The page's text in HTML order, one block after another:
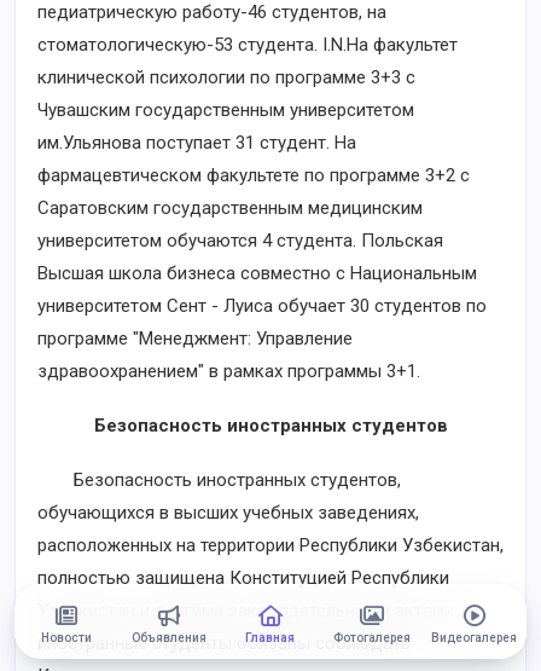
педиатрическую работу-46 студентов, на
стоматологическую-53 студента. I.N.На факультет
клинической психологии по программе 3+3 с
Чувашским государственным университетом
им.Ульянова поступает 31 студент. На
фармацевтическом факультете по программе 3+2 с
Саратовским государственным медицинским
университетом обучаются 4 студента. Польская
Высшая школа бизнеса совместно с Национальным
университетом Сент - Луиса обучает 30 студентов по
программе "Менеджмент: Управление
здравоохранением" в рамках программы 3+1.
Безопасность иностранных студентов
Безопасность иностранных студентов,
обучающихся в высших учебных заведениях,
расположенных на территории Республики Узбекистан,
полностью защищена Конституцией Республики
Узбекистан и другими законодательными актами, и
иностранные студенты обязаны соблюдать
Новости Объявления Главная Фотогалерея Видеогалерея